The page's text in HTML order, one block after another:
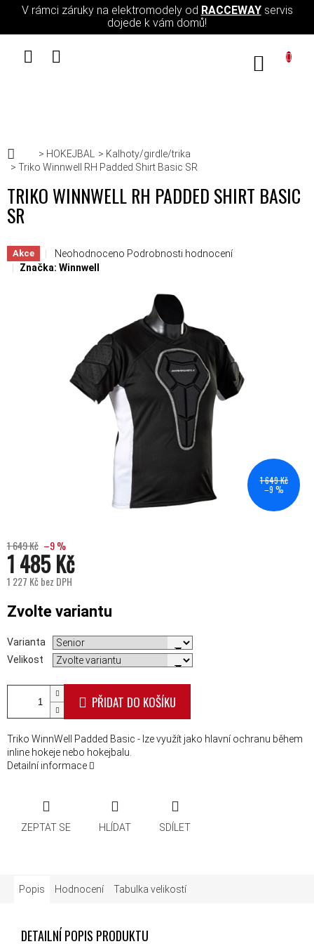
Přejít na obsah
V rámci záruky na elektromodely od RACCEWAYservis
dojede k vám domů!
Domů
HOKEJBAL
Kalhoty/girdle/trika
Triko Winnwell RH Padded Shirt Basic SR
TRIKO WINNWELL RH PADDED SHIRT BASIC
SR
Akce Průměrné hodnocení produktu je 0,0 z 5 hvězdiček.
Neohodnoceno Podrobnosti hodnocení
Značka: Winnwell
1 649 Kč
–9 %
1 649 Kč –9 %
1 485 Kč
1 227 Kč bez DPH
Zvolte variantu
Varianta
Velikost
PŘIDAT DO KOŠÍKU
Triko WinnWell Padded Basic - lze využít jako hlavní ochranu během
inline hokeje nebo hokejbalu.
Detailní informace
ZEPTAT SE HLÍDAT SDÍLET
Popis Hodnocení Tabulka velikostí
DETAILNÍ POPIS PRODUKTU